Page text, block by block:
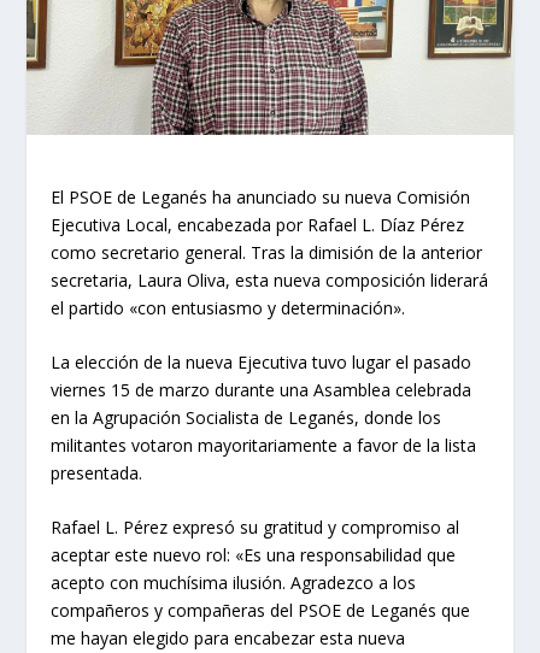
El PSOE de Leganés ha anunciado su nueva Comisión
Ejecutiva Local, encabezada por Rafael L. Díaz Pérez
como secretario general. Tras la dimisión de la anterior
secretaria, Laura Oliva, esta nueva composición liderará
el partido «con entusiasmo y determinación».
La elección de la nueva Ejecutiva tuvo lugar el pasado
viernes 15 de marzo durante una Asamblea celebrada
en la Agrupación Socialista de Leganés, donde los
militantes votaron mayoritariamente a favor de la lista
presentada.
Rafael L. Pérez expresó su gratitud y compromiso al
aceptar este nuevo rol: «Es una responsabilidad que
acepto con muchísima ilusión. Agradezco a los
compañeros y compañeras del PSOE de Leganés que
me hayan elegido para encabezar esta nueva